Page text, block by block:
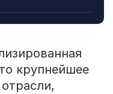
крупнейшее